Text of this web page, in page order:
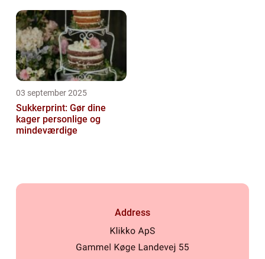
03 september 2025
Sukkerprint: Gør dine
kager personlige og
mindeværdige
Address